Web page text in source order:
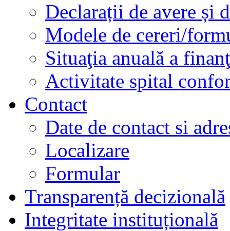
Declarații de avere și
Modele de cereri/
Situaţia anuală a
Activitate spital
Contact
Date de contact si
Localizare
Formular
Transparență decizională
Integritate instituțională